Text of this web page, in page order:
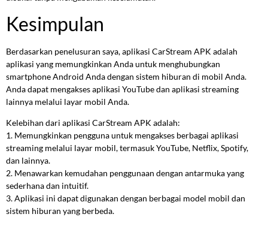
Kesimpulan
Berdasarkan penelusuran saya, aplikasi CarStream APK adalah
aplikasi yang memungkinkan Anda untuk menghubungkan
smartphone Android Anda dengan sistem hiburan di mobil Anda.
Anda dapat mengakses aplikasi YouTube dan aplikasi streaming
lainnya melalui layar mobil Anda.
Kelebihan dari aplikasi CarStream APK adalah:
1. Memungkinkan pengguna untuk mengakses berbagai aplikasi
streaming melalui layar mobil, termasuk YouTube, Netflix, Spotify,
dan lainnya.
2. Menawarkan kemudahan penggunaan dengan antarmuka yang
sederhana dan intuitif.
3. Aplikasi ini dapat digunakan dengan berbagai model mobil dan
sistem hiburan yang berbeda.